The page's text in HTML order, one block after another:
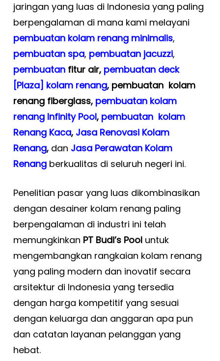
jaringan yang luas di Indonesia yang paling
berpengalaman di mana kami melayani
pembuatan kolam renang minimalis,
pembuatan spa, pembuatan jacuzzi,
pembuatan fitur air, pembuatan deck
[Plaza] kolam renang, pembuatan kolam
renang fiberglass, pembuatan kolam
renang Infinity Pool, pembuatan kolam
Renang Kaca, Jasa Renovasi Kolam
Renang, dan Jasa Perawatan Kolam
Renangberkualitas di seluruh negeri ini.
Penelitian pasar yang luas dikombinasikan
dengan desainer kolam renang paling
berpengalaman di industri ini telah
memungkinkan PT Budi’s Pooluntuk
mengembangkan rangkaian kolam renang
yang paling modern dan inovatif secara
arsitektur di Indonesia yang tersedia
dengan harga kompetitif yang sesuai
dengan keluarga dan anggaran apa pun
dan catatan layanan pelanggan yang
hebat.